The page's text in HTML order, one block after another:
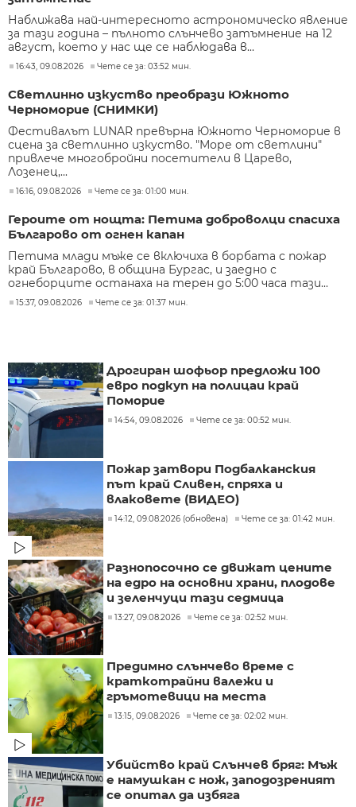
Наближава най-интересното астрономическо явление
за тази година – пълното слънчево затъмнение на 12
август, което у нас ще се наблюдава в...
16:43, 09.08.2026 Чете се за: 03:52 мин.
Светлинно изкуство преобрази Южното
Черноморие (СНИМКИ)
Фестивалът LUNAR превърна Южното Черноморие в
сцена за светлинно изкуство. "Море от светлини"
привлече многобройни посетители в Царево,
Лозенец,...
16:16, 09.08.2026 Чете се за: 01:00 мин.
Героите от нощта: Петима доброволци спасиха
Българово от огнен капан
Петима млади мъже се включиха в борбата с пожар
край Българово, в община Бургас, и заедно с
огнеборците останаха на терен до 5:00 часа тази...
15:37, 09.08.2026 Чете се за: 01:37 мин.
Дрогиран шофьор предложи 100
евро подкуп на полицаи край
Поморие
14:54, 09.08.2026 Чете се за: 00:52 мин.
Пожар затвори Подбалканския
път край Сливен, спряха и
влаковете (ВИДЕО)
14:12, 09.08.2026 (обновена) Чете се за: 01:42 мин.
Разнопосочно се движат цените
на едро на основни храни, плодове
и зеленчуци тази седмица
13:27, 09.08.2026 Чете се за: 02:52 мин.
Предимно слънчево време с
краткотрайни валежи и
гръмотевици на места
13:15, 09.08.2026 Чете се за: 02:02 мин.
Убийство край Слънчев бряг: Мъж
е намушкан с нож, заподозреният
се опитал да избяга